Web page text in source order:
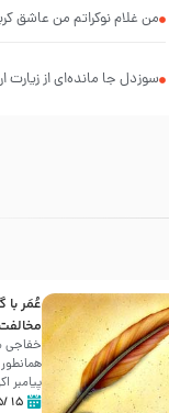
من غلام نوکراتم من عاشق
سوزدل جا مانده‌ای از زیارت
عُمَر با
خفاجی
پیامبر
۱۵ /۰۵/ ۱۴۰۵